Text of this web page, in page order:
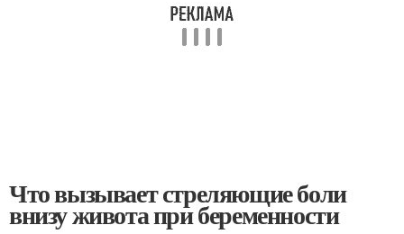
Что вызывает стреляющие боли
внизу живота при беременности